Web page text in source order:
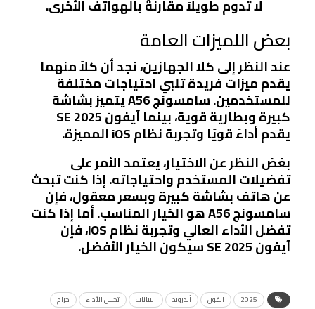
لا تدوم طويلاً مقارنةً بالهواتف الأخرى.
بعض اللميزات العامة
عند النظر إلى كلا الجهازين، نجد أن كلاً منهما
يقدم ميزات فريدة تلبي احتياجات مختلفة
للمستخدمين. سامسونج A56 يتميز بشاشة
كبيرة وبطارية قوية، بينما آيفون SE 2025
يقدم أداءً قويًا وتجربة نظام iOS المميزة.
بغض النظر عن الاختيار، يعتمد الأمر على
تفضيلات المستخدم واحتياجاته. إذا كنت تبحث
عن هاتف بشاشة كبيرة وبسعر معقول، فإن
سامسونج A56 هو الخيار المناسب. أما إذا كنت
تفضل الأداء العالي وتجربة نظام iOS، فإن
آيفون SE 2025 سيكون الخيار الأفضل.
2025 آيفون أندرويد البيانات تحليل الأداء
جرام